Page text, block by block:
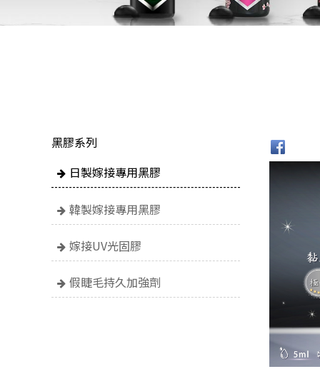
黑膠系列
日製嫁接專用黑膠
韓製嫁接專用黑膠
嫁接UV光固膠
假睫毛持久加強劑